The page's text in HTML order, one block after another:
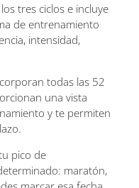
tres ciclos e incluye
de entrenamiento
intensidad,
todas las 52
una vista
y te permiten
pico de
maratón,